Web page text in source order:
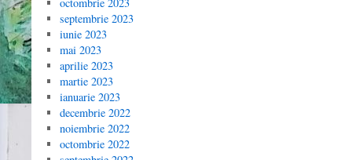
septembrie 2023
iunie 2023
mai 2023
aprilie 2023
martie 2023
ianuarie 2023
decembrie 2022
noiembrie 2022
octombrie 2022